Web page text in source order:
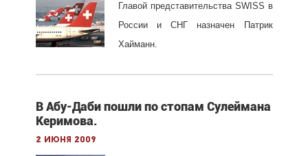
Главой представительства SWISS в
России и СНГ назначен Патрик
Хайманн.
В Абу-Даби пошли по стопам Сулеймана
Керимова.
2 июня 2009